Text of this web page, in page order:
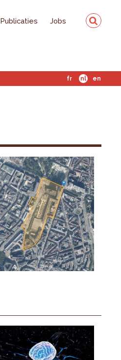
Publicaties Jobs
fr nl en